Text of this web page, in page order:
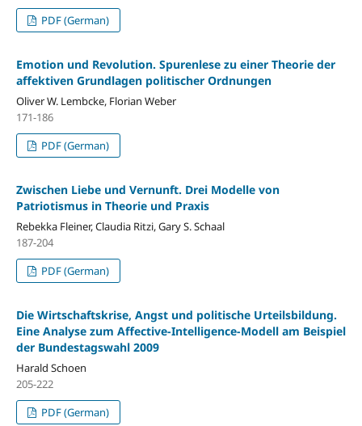
PDF (German)
Emotion und Revolution. Spurenlese zu einer Theorie der
affektiven Grundlagen politischer Ordnungen
Oliver W. Lembcke, Florian Weber
171-186
PDF (German)
Zwischen Liebe und Vernunft. Drei Modelle von
Patriotismus in Theorie und Praxis
Rebekka Fleiner, Claudia Ritzi, Gary S. Schaal
187-204
PDF (German)
Die Wirtschaftskrise, Angst und politische Urteilsbildung.
Eine Analyse zum Affective-Intelligence-Modell am Beispiel
der Bundestagswahl 2009
Harald Schoen
205-222
PDF (German)